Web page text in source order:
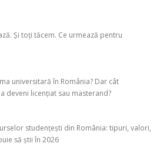
Și toți tăcem. Ce urmează pentru
universitară în România? Dar cât
deveni licențiat sau masterand?
studențești din România: tipuri, valori,
să știi în 2026